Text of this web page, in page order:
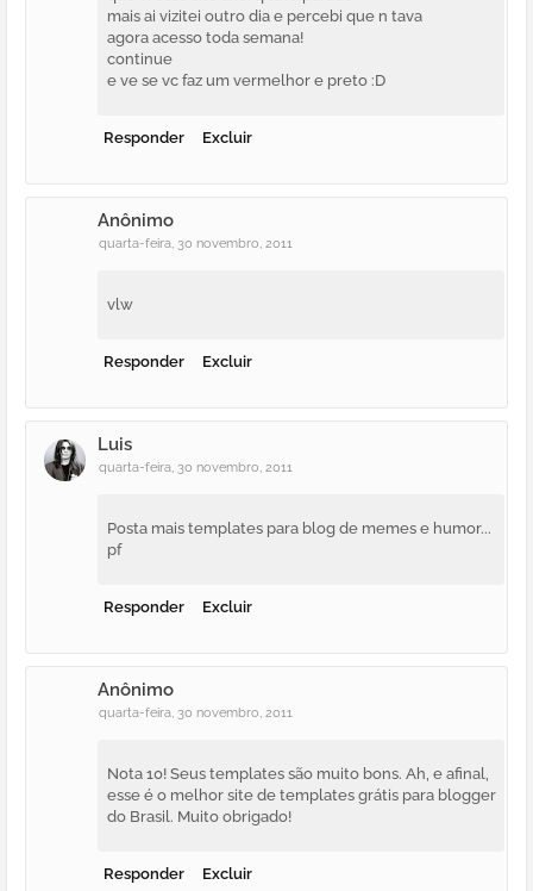
mais ai vizitei outro dia e percebi que n tava
agora acesso toda semana!
continue
e ve se vc faz um vermelhor e preto :D
Responder Excluir
Anônimo
quarta-feira, 30 novembro, 2011
vlw
Responder Excluir
Luis
quarta-feira, 30 novembro, 2011
Posta mais templates para blog de memes e humor...
pf
Responder Excluir
Anônimo
quarta-feira, 30 novembro, 2011
Nota 10! Seus templates são muito bons. Ah, e afinal,
esse é o melhor site de templates grátis para blogger
do Brasil. Muito obrigado!
Responder Excluir